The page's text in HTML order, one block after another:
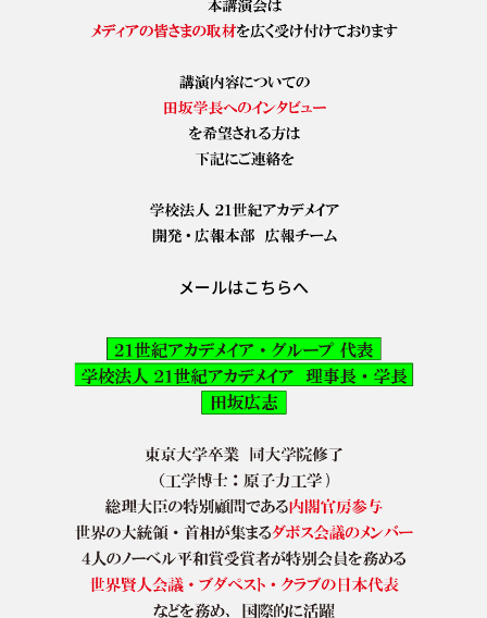
メールはこちらへ